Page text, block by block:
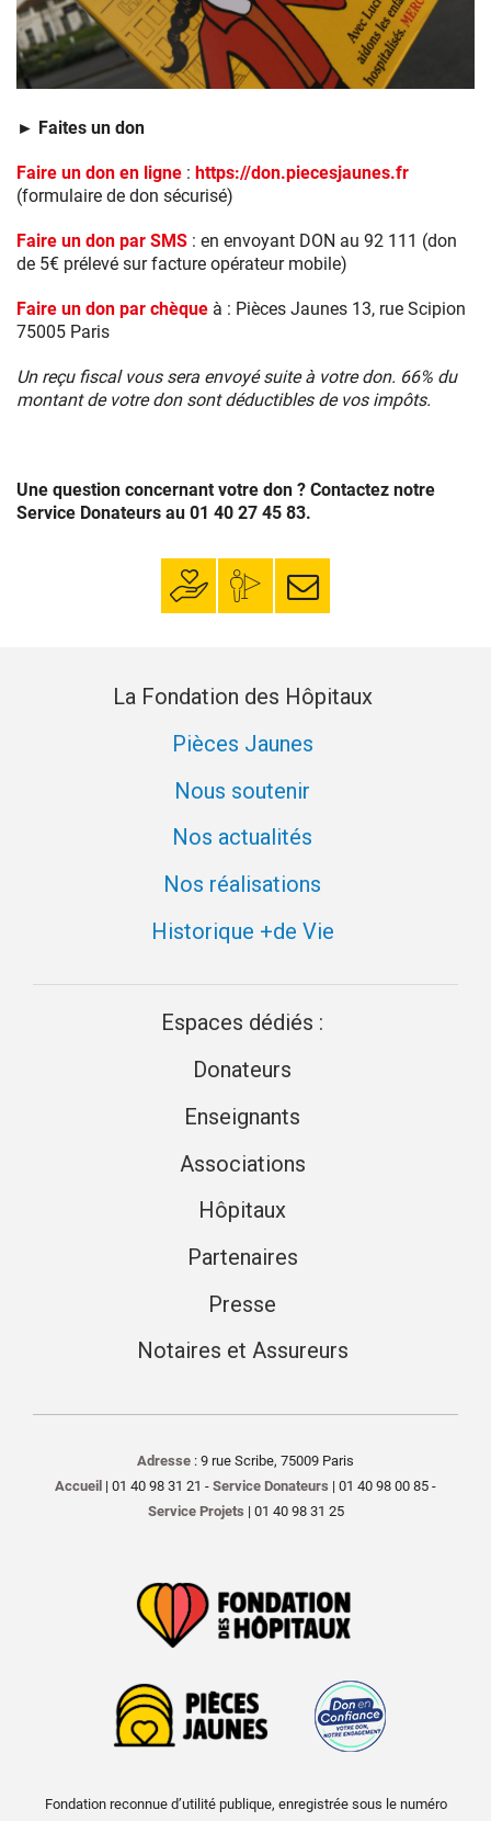
Pièces
2019
à
Necker
► Faites un don
Faire un don en ligne : https://don.piecesjaunes.fr
(formulaire de don sécurisé)
Faire un don par SMS : en envoyant DON au 92 111 (don
de 5€ prélevé sur facture opérateur mobile)
Faire un don par chèque à : Pièces Jaunes 13, rue Scipion
75005 Paris
Un reçu fiscal vous sera envoyé suite à votre don. 66% du
montant de votre don sont déductibles de vos impôts.
Une question concernant votre don ? Contactez notre
Service Donateurs au 01 40 27 45 83.
Faire un donMon espace
donateur
S’inscrire à la
newsletter
La Fondation des Hôpitaux
Pièces Jaunes
Nous soutenir
Nos actualités
Nos réalisations
Historique +de Vie
Espaces dédiés :
Donateurs
Enseignants
Associations
Hôpitaux
Partenaires
Presse
Notaires et Assureurs
Adresse : 9 rue Scribe, 75009 Paris
Accueil | 01 40 98 31 21 - Service Donateurs | 01 40 98 00 85 -
Service Projets | 01 40 98 31 25
Fondation reconnue d’utilité publique, enregistrée sous le numéro